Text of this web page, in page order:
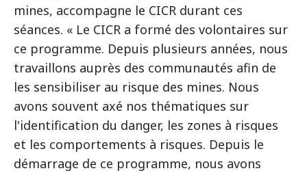
mines, accompagne le CICR durant ces
séances. « Le CICR a formé des volontaires sur
ce programme. Depuis plusieurs années, nous
travaillons auprès des communautés afin de
les sensibiliser au risque des mines. Nous
avons souvent axé nos thématiques sur
l'identification du danger, les zones à risques
et les comportements à risques. Depuis le
démarrage de ce programme, nous avons